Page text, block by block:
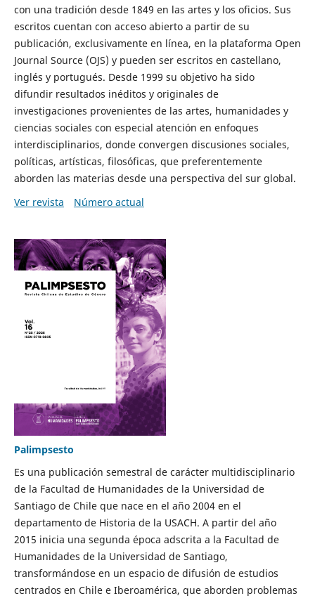
con una tradición desde 1849 en las artes y los oficios. Sus
escritos cuentan con acceso abierto a partir de su
publicación, exclusivamente en línea, en la plataforma Open
Journal Source (OJS) y pueden ser escritos en castellano,
inglés y portugués. Desde 1999 su objetivo ha sido
difundir resultados inéditos y originales de
investigaciones provenientes de las artes, humanidades y
ciencias sociales con especial atención en enfoques
interdisciplinarios, donde convergen discusiones sociales,
políticas, artísticas, filosóficas, que preferentemente
aborden las materias desde una perspectiva del sur global.
Ver revista
Número actual
Palimpsesto
Es una publicación semestral de carácter multidisciplinario
de la Facultad de Humanidades de la Universidad de
Santiago de Chile que nace en el año 2004 en el
departamento de Historia de la USACH. A partir del año
2015 inicia una segunda época adscrita a la Facultad de
Humanidades de la Universidad de Santiago,
transformándose en un espacio de difusión de estudios
centrados en Chile e Iberoamérica, que aborden problemas